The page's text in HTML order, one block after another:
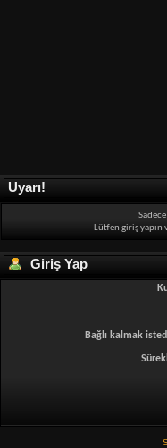
Uyarı!
Lütfen giriş yapın
Giriş Yap
Bağlı kalmak